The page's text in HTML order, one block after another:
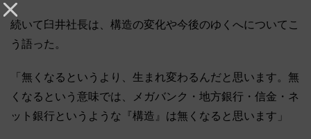
続いて臼井社長は、構造の変化や今後のゆくへについてこ
う語った。
「無くなるというより、生まれ変わるんだと思います。無
くなるという意味では、メガバンク・地方銀行・信金・ネ
ット銀行というような『構造』は無くなると思います」